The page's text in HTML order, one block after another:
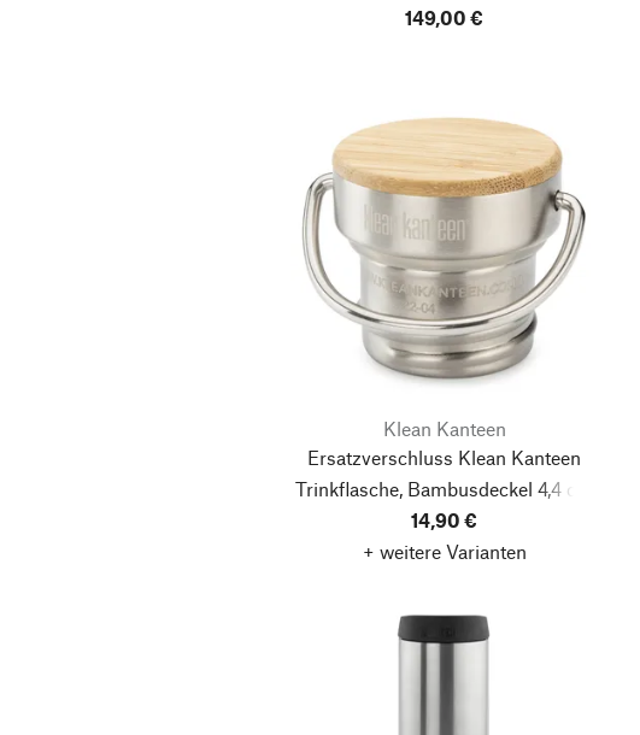
149,00 €
Klean Kanteen
Ersatzverschluss Klean Kanteen
Trinkflasche, Bambusdeckel 4,4 cm
14,90 €
+ weitere Varianten